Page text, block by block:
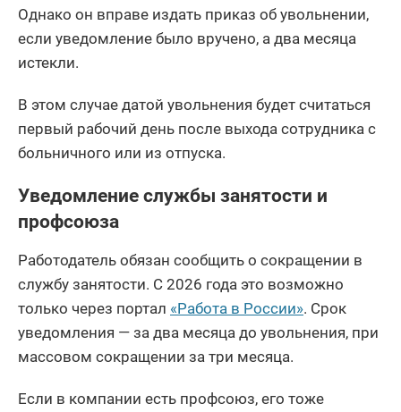
Однако он вправе издать приказ об увольнении,
если уведомление было вручено, а два месяца
истекли.
В этом случае датой увольнения будет считаться
первый рабочий день после выхода сотрудника с
больничного или из отпуска.
Уведомление службы занятости и
профсоюза
Работодатель обязан сообщить о сокращении в
службу занятости. С 2026 года это возможно
только через портал «Работа в России». Срок
уведомления — за два месяца до увольнения, при
массовом сокращении за три месяца.
Если в компании есть профсоюз, его тоже